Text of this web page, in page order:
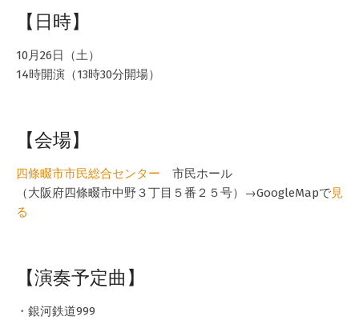
【日時】
10月26日（土）
14時開演（13時30分開場）
【会場】
四條畷市市民総合センター 市民ホール
（大阪府四條畷市中野３丁目５番２５号）→GoogleMapで見
る
【演奏予定曲】
・銀河鉄道999